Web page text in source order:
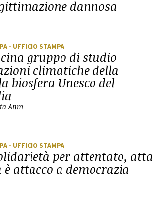
dannosa
- UFFICIO STAMPA
gruppo di studio
climatiche della
biosfera Unesco del
Anm
- UFFICIO STAMPA
per attentato,
attacco a democrazia